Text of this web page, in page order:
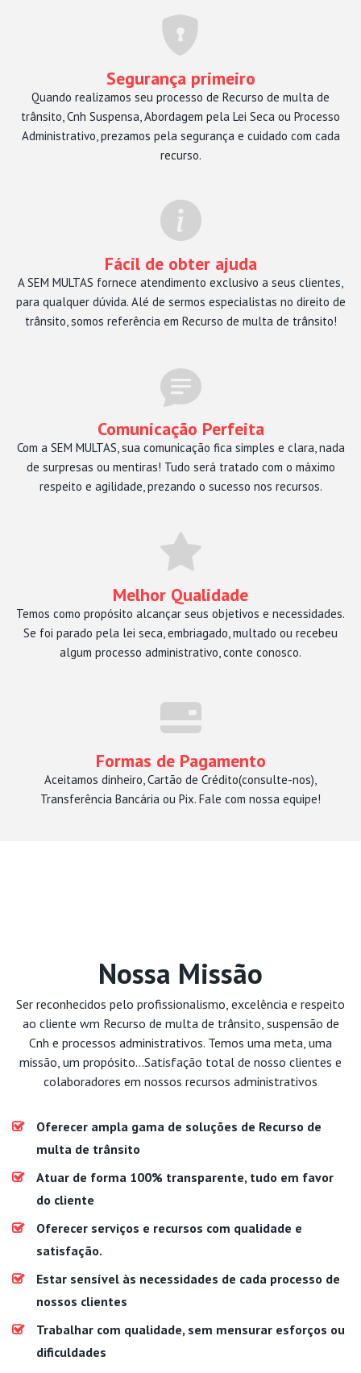
Segurança primeiro
Quando realizamos seu processo de Recurso de multa de
trânsito, Cnh Suspensa, Abordagem pela Lei Seca ou Processo
Administrativo, prezamos pela segurança e cuidado com cada
recurso.
Fácil de obter ajuda
A SEM MULTAS fornece atendimento exclusivo a seus clientes,
para qualquer dúvida. Alé de sermos especialistas no direito de
trânsito, somos referência em Recurso de multa de trânsito!
Comunicação Perfeita
Com a SEM MULTAS, sua comunicação fica simples e clara, nada
de surpresas ou mentiras! Tudo será tratado com o máximo
respeito e agilidade, prezando o sucesso nos recursos.
Melhor Qualidade
Temos como propósito alcançar seus objetivos e necessidades.
Se foi parado pela lei seca, embriagado, multado ou recebeu
algum processo administrativo, conte conosco.
Formas de Pagamento
Aceitamos dinheiro, Cartão de Crédito(consulte-nos),
Transferência Bancária ou Pix. Fale com nossa equipe!
Nossa Missão
Ser reconhecidos pelo profissionalismo, excelência e respeito
ao cliente wm Recurso de multa de trânsito, suspensão de
Cnh e processos administrativos. Temos uma meta, uma
missão, um propósito...Satisfação total de nosso clientes e
colaboradores em nossos recursos administrativos
Oferecer ampla gama de soluções de Recurso de
multa de trânsito
Atuar de forma 100% transparente, tudo em favor
do cliente
Oferecer serviços e recursos com qualidade e
satisfação.
Estar sensível às necessidades de cada processo de
nossos clientes
Trabalhar com qualidade, sem mensurar esforços ou
dificuldades